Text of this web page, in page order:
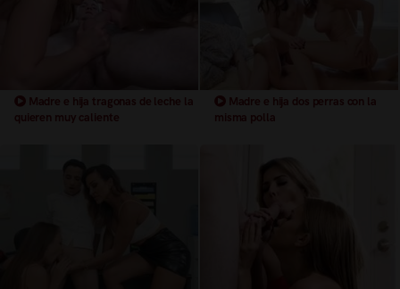
Madre e hija tragonas de leche la
quieren muy caliente
Madre e hija dos perras con la
misma polla